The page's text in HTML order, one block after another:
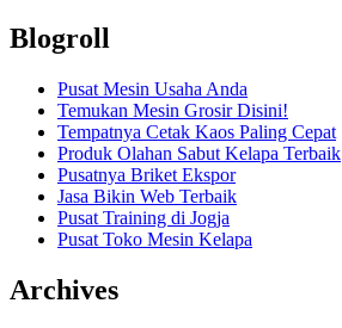
Blogroll
Pusat Mesin Usaha Anda
Temukan Mesin Grosir Disini!
Tempatnya Cetak Kaos Paling Cepat
Produk Olahan Sabut Kelapa Terbaik
Pusatnya Briket Ekspor
Jasa Bikin Web Terbaik
Pusat Training di Jogja
Pusat Toko Mesin Kelapa
Archives